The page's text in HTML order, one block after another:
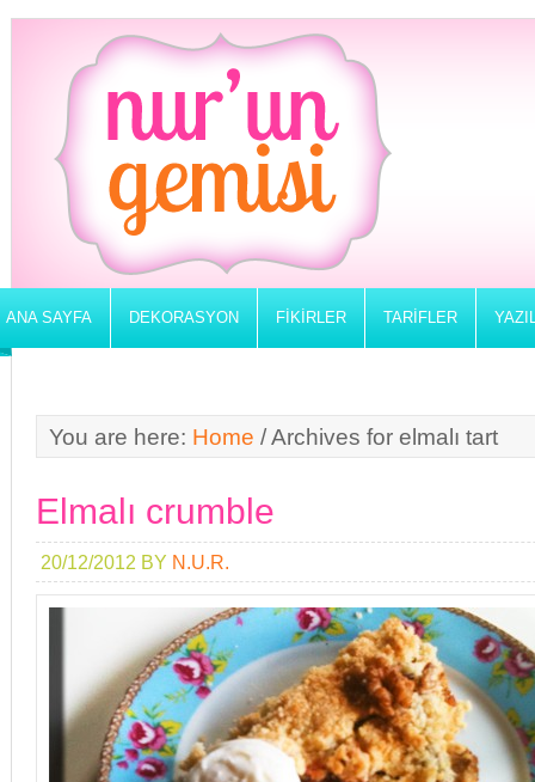
ANA SAYFA DEKORASYON FIKIRLER TARIFLER
You are here: Home /Archives for elmalı tart
Elmalı crumble
20/12/2012 BY N.U.R.